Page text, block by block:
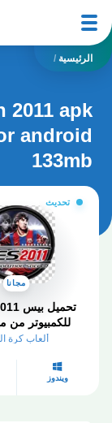
الرئيسية /
2011 apk
android
133mb
تحديث
مجانا
للكمبيوتر من
ألعاب كرة
ويندوز